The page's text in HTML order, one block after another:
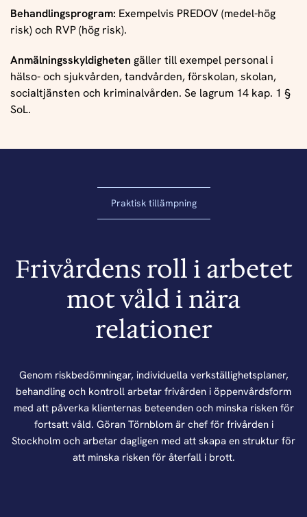
Behandlingsprogram: Exempelvis PREDOV (medel-hög
risk) och RVP (hög risk).
Anmälningsskyldigheten gäller till exempel personal i
hälso- och sjukvården, tandvården, förskolan, skolan,
socialtjänsten och kriminalvården. Se lagrum 14 kap. 1 §
SoL.
Praktisk tillämpning
Frivårdens roll i arbetet
mot våld i nära
relationer
Genom riskbedömningar, individuella verkställighetsplaner,
behandling och kontroll arbetar frivården i öppenvårdsform
med att påverka klienternas beteenden och minska risken för
fortsatt våld. Göran Törnblom är chef för frivården i
Stockholm och arbetar dagligen med att skapa en struktur för
att minska risken för återfall i brott.